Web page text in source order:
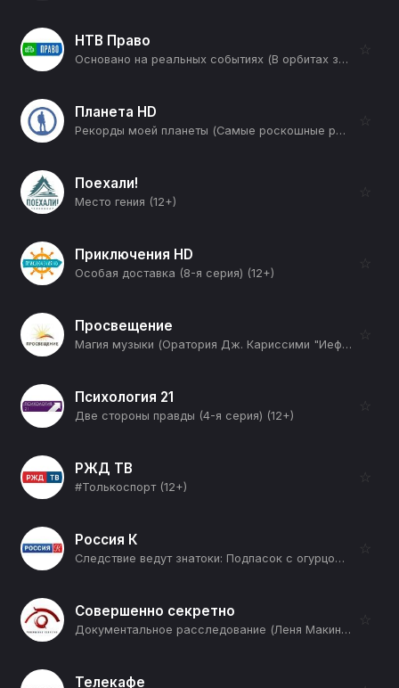
НТВ Право
Основано на реальных событиях (В орбитах звезд. Часть 2-я) (12+)
☆
Планета HD
Рекорды моей планеты (Самые роскошные рога) (12+)
☆
Поехали!
Место гения (12+)
☆
Приключения HD
Особая доставка (8-я серия) (12+)
☆
Просвещение
Магия музыки (Оратория Дж. Кариссими "Иеффай") (12+)
☆
Психология 21
Две стороны правды (4-я серия) (12+)
☆
РЖД ТВ
#Толькоспорт (12+)
☆
Россия К
Следствие ведут знатоки: Подпасок с огурцом (1-я серия) (12+)
☆
Совершенно секретно
Документальное расследование (Леня Макинтош) (12+)
☆
Телекафе